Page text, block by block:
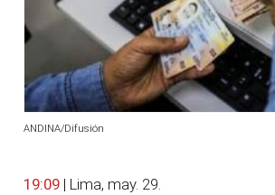
ANDINA/Difusión
19:09 | Lima, may. 29.